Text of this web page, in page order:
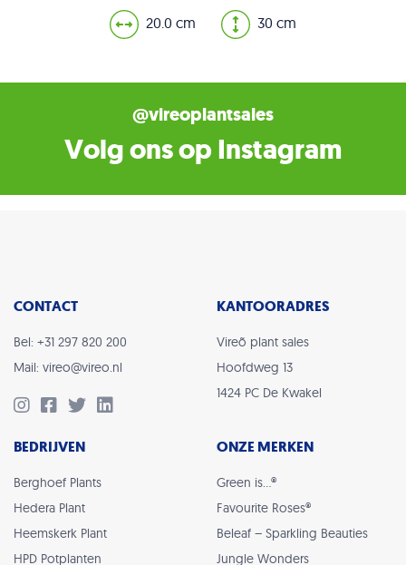
20.0 cm 30 cm
@vireoplantsales
Volg ons op Instagram
CONTACT
Bel: +31 297 820 200
Mail: vireo@vireo.nl
KANTOORADRES
Vireõ plant sales
Hoofdweg 13
1424 PC De Kwakel
BEDRIJVEN
Berghoef Plants
Hedera Plant
Heemskerk Plant
HPD Potplanten
ONZE MERKEN
Green is…®
Favourite Roses®
Beleaf – Sparkling Beauties
Jungle Wonders